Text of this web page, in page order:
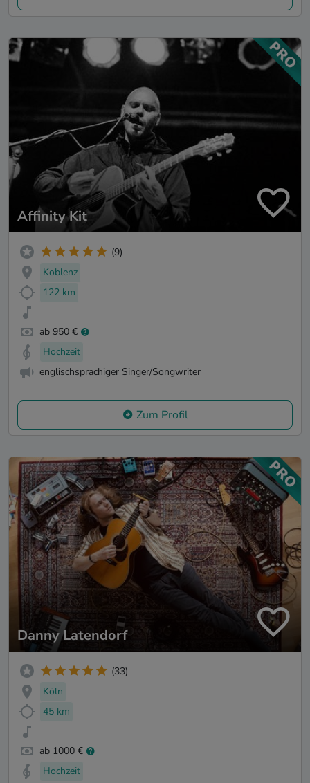
Affinity Kit
(9)
Koblenz
122 km
ab 950 €
Hochzeit
englischsprachiger Singer/Songwriter
Zum Profil
Danny Latendorf
(33)
Köln
45 km
ab 1000 €
Hochzeit